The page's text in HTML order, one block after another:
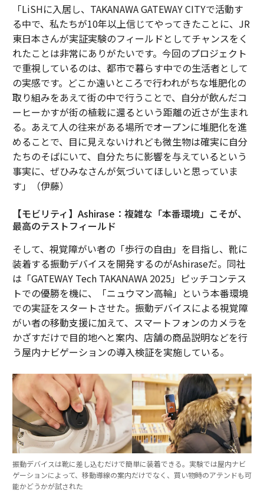
「LiSHに入居し、TAKANAWA GATEWAY CITYで活動す
る中で、私たちが10年以上信じてやってきたことに、JR
東日本さんが実証実験のフィールドとしてチャンスをく
れたことは非常にありがたいです。今回のプロジェクト
で重視しているのは、都市で暮らす中での生活者として
の実感です。どこか遠いところで行われがちな堆肥化の
取り組みをあえて街の中で行うことで、自分が飲んだコ
ーヒーかすが街の植栽に還るという距離の近さが生まれ
る。あえて人の往来がある場所でオープンに堆肥化を進
めることで、目に見えないけれども微生物は確実に自分
たちのそばにいて、自分たちに影響を与えているという
事実に、ぜひみなさんが気づいてほしいと思っていま
す」（伊藤）
【モビリティ】Ashirase：複雑な「本番環境」こそが、
最高のテストフィールド
そして、視覚障がい者の「歩行の自由」を目指し、靴に
装着する振動デバイスを開発するのがAshiraseだ。同社
は「GATEWAY Tech TAKANAWA 2025」ピッチコンテス
トでの優勝を機に、「ニュウマン高輪」という本番環境
での実証をスタートさせた。振動デバイスによる視覚障
がい者の移動支援に加えて、スマートフォンのカメラを
かざすだけで目的地へと案内、店舗の商品説明などを行
う屋内ナビゲーションの導入検証を実施している。
振動デバイスは靴に差し込むだけで簡単に装着できる。実験では屋内ナビ
ゲーションによって、移動導線の案内だけでなく、買い物時のアテンドも可
能かどうかが試された